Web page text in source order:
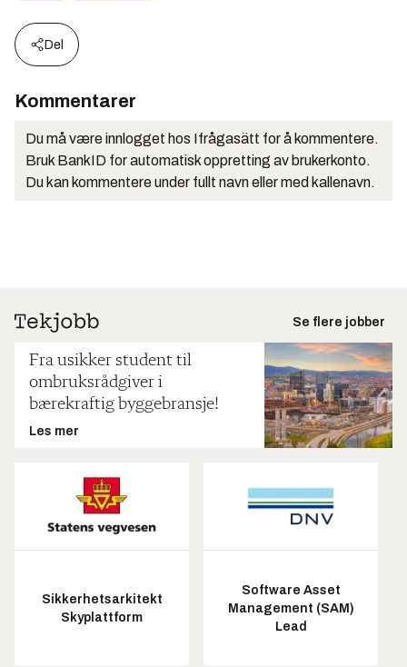
Del
Kommentarer
Du må være innlogget hos Ifrågasätt for å kommentere.
Bruk BankID for automatisk oppretting av brukerkonto.
Du kan kommentere under fullt navn eller med kallenavn.
Se flere jobber
Fra usikker student til
ombruksrådgiver i
bærekraftig byggebransje!
Les mer
Sikkerhetsarkitekt
Skyplattform
Software Asset
Management (SAM)
Lead